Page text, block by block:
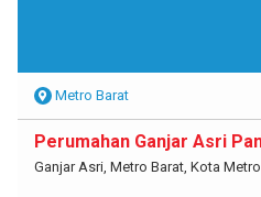
Metro Barat
Perumahan Ganjar Asri
Ganjar Asri, Metro Barat, Kota Metro